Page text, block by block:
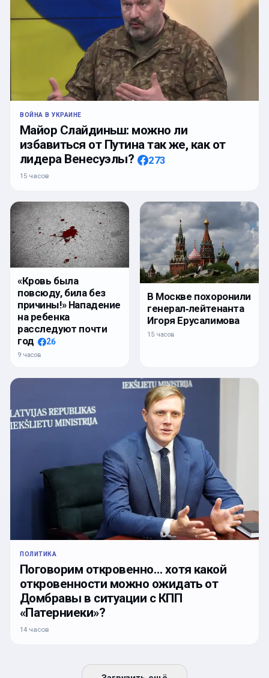
ВОЙНА В УКРАИНЕ
Майор Слайдиньш: можно ли
избавиться от Путина так же, как от
лидера Венесуэлы?
273
15 часов
«Кровь была
повсюду, била без
причины!» Нападение
на ребенка
расследуют почти
год
26
9 часов
В Москве похоронили
генерал‑лейтенанта
Игоря Ерусалимова
15 часов
ПОЛИТИКА
Поговорим откровенно… хотя какой
откровенности можно ожидать от
Домбравы в ситуации с КПП
«Патерниеки»?
14 часов